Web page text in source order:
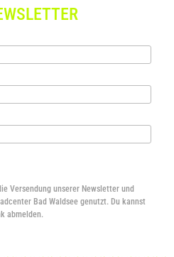
Versendung unserer Newsletter und
Bad Waldsee genutzt. Du kannst
abmelden.